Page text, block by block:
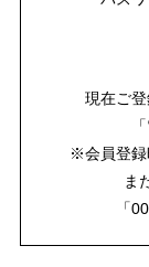
現在ご
※会員登録
ま
「